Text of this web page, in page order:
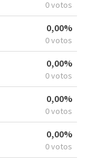
0 votos
0,00%
0 votos
0,00%
0 votos
0,00%
0 votos
0,00%
0 votos